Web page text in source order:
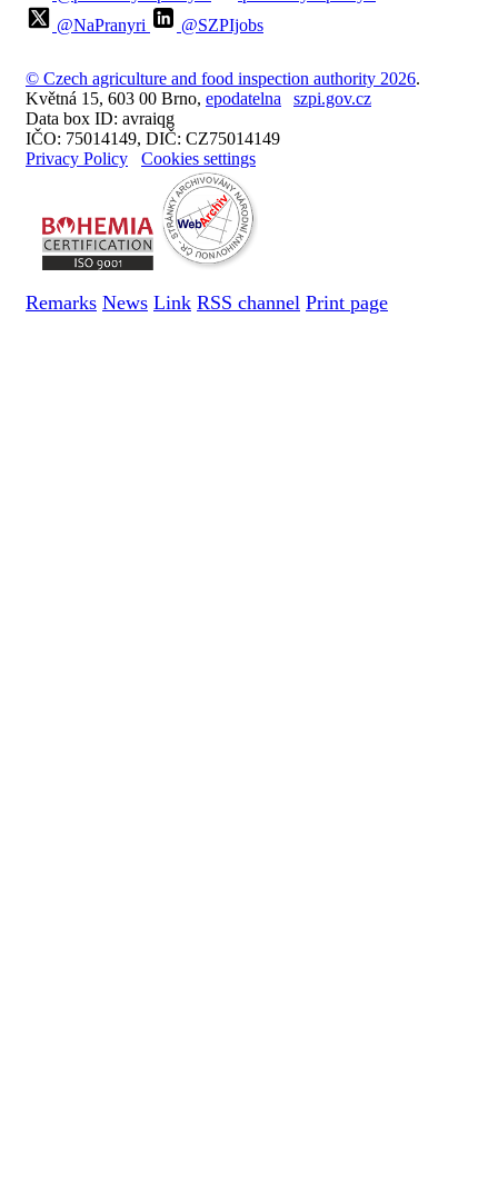
@NaPranyri
@SZPIjobs
© Czech agriculture and food inspection authority 2026.
Květná 15, 603 00 Brno, epodatelna
szpi.gov.cz
Data box ID: avraiqg
IČO: 75014149, DIČ: CZ75014149
Privacy Policy
Cookies settings
Remarks News Link RSS channel Print page